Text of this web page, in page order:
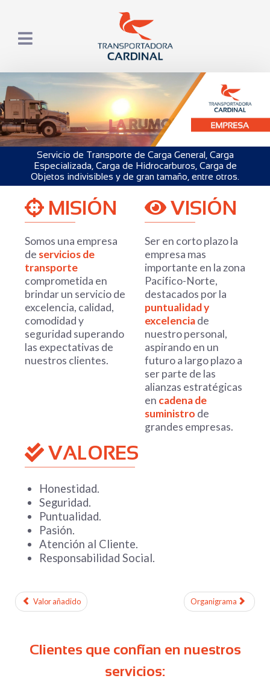
Servicio de Transporte de Carga General, Carga
Especializada, Carga de Hidrocarburos, Carga de
Objetos indivisibles y de gran tamaño, entre otros.
MISIÓN
Somos una empresa
de servicios de
transporte
comprometida en
brindar un servicio de
excelencia, calidad,
comodidad y
seguridad superando
las expectativas de
nuestros clientes.
VISIÓN
Ser en corto plazo la
empresa mas
importante en la zona
Pacifico-Norte,
destacados por la
puntualidad y
excelenciade
nuestro personal,
aspirando en un
futuro a largo plazo a
ser parte de las
alianzas estratégicas
en cadena de
suministro de
grandes empresas.
VALORES
Honestidad.
Seguridad.
Puntualidad.
Pasión.
Atención al Cliente.
Responsabilidad Social.
Valor añadido Organigrama
Clientes que confían en nuestros
servicios: